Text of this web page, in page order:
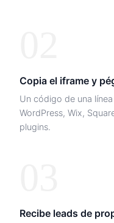
Copia el iframe y
Un código de una
WordPress, Wix,
plugins.
Recibe leads de